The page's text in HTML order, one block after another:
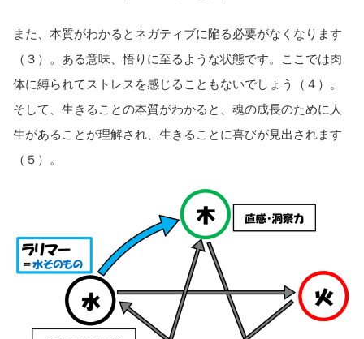
また、本質がわかるとネガティブに陥る必要がなくなります
（３）。ある意味、悟りに至るような状態です。ここでは肉
体に縛られてストレスを感じることもないでしょう（４）。
そして、生きることの本質がわかると、魂の成長のために人
生があることが理解され、生きることに喜びが見出されます
（５）。